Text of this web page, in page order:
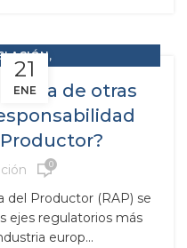
21
ENE
,
DEL PRODUCTOR
de otras
0
del Productor (RAP) se
ejes regulatorios más
europ...